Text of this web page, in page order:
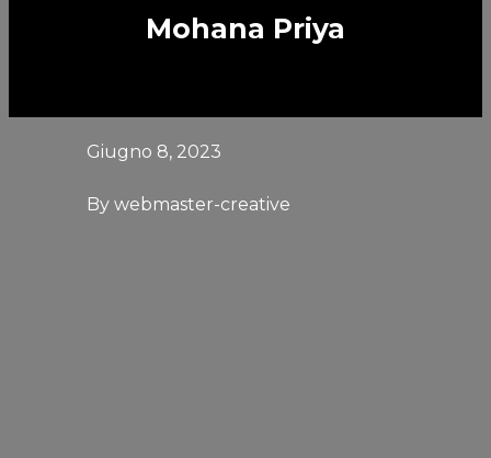
Mohana Priya
Giugno 8, 2023
By webmaster-creative